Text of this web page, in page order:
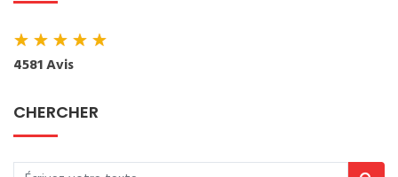
★★★★★
4581 Avis
CHERCHER